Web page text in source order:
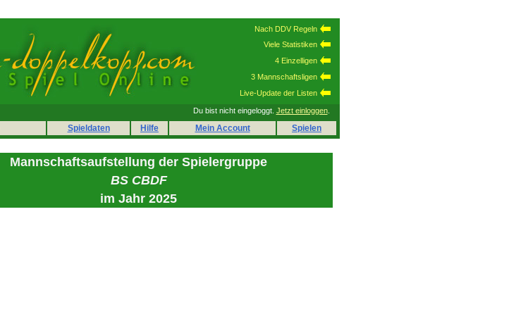
Nach DDV Regeln
Viele Statistiken
4 Einzelligen
3 Mannschaftsligen
Live-Update der Listen
Du bist nicht eingeloggt. Jetzt einloggen.
Spieldaten Hilfe Mein Account Spielen
Mannschaftsaufstellung der Spielergruppe
BS CBDF
im Jahr 2025